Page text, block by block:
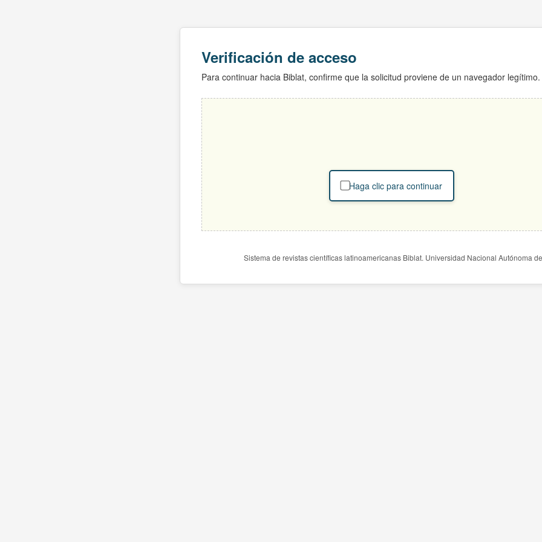
Verificación de acceso
Para continuar hacia Biblat, confirme que la solicitud proviene de un navegador legítimo.
Haga clic para continuar
Sistema de revistas científicas latinoamericanas Biblat. Universidad Nacional Autónoma